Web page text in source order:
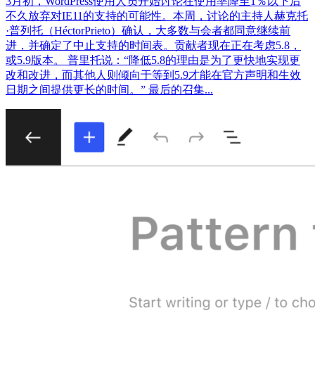
不久放弃对IE11的支持的可能性。本周，讨论的主持人赫克托
·普列托（HéctorPrieto）确认，大多数与会者都同意继续前
进，并确定了中止支持的时间表。贡献者现在正在考虑5.8，
或5.9版本。 普里托说：“降低5.8的理由是为了更快地实现更
改和改进，而其他人则倾向于等到5.9才能在官方声明和生效
日期之间提供更长的时间。” 最后的召集...